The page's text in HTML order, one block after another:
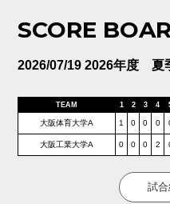
SCORE
2026/07/19 2026年度 夏
TEAM 1 2 3 4
大阪体育大学A 1 0 0 0
大阪工業大学A 0 0 0 2
試